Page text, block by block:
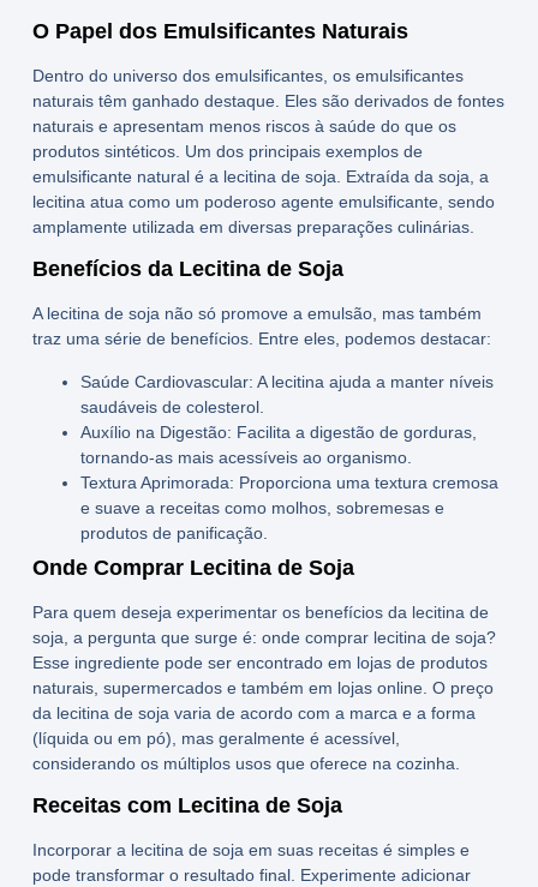
O Papel dos Emulsificantes Naturais
Dentro do universo dos emulsificantes, os emulsificantes
naturaistêm ganhado destaque. Eles são derivados de fontes
naturais e apresentam menos riscos à saúde do que os
produtos sintéticos. Um dos principais exemplos de
emulsificante natural é a lecitina de soja . Extraída da soja, a
lecitina atua como um poderoso agente emulsificante, sendo
amplamente utilizada em diversas preparações culinárias.
Benefícios da Lecitina de Soja
Alecitina de sojanão só promove a emulsão, mas também
traz uma série de benefícios. Entre eles, podemos destacar:
Saúde Cardiovascular: A lecitina ajuda a manter níveis
saudáveis de colesterol.
Auxílio na Digestão: Facilita a digestão de gorduras,
tornando-as mais acessíveis ao organismo.
Textura Aprimorada: Proporciona uma textura cremosa
e suave a receitas como molhos, sobremesas e
produtos de panificação.
Onde Comprar Lecitina de Soja
Para quem deseja experimentar os benefícios da lecitina de
soja , a pergunta que surge é: onde comprar lecitina de soja?
Esse ingrediente pode ser encontrado em lojas de produtos
naturais, supermercados e também em lojas online. O preço
da lecitina de soja varia de acordo com a marca e a forma
(líquida ou em pó), mas geralmente é acessível,
considerando os múltiplos usos que oferece na cozinha.
Receitas com Lecitina de Soja
Incorporar a lecitina de sojaem suas receitas é simples e
pode transformar o resultado final. Experimente adicionar